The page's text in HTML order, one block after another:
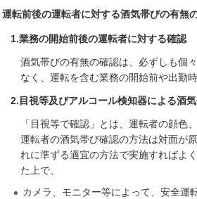
運転前後の運転者に対する酒気帯びの有無
1.業務の開始前後の運転者に対する確認
酒気帯びの有無の確認は、必ずしも個
なく、運転を含む業務の開始前や出勤
2.目視等及びアルコール検知器による酒
「目視等で確認」とは、運転者の顔色
運転者の酒気帯び確認の方法は対面が
れに準ずる適宜の方法で実施すればよ
た上で、
カメラ、モニター等によって、安全運